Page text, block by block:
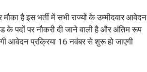
है इस भर्ती में सभी राज्यों के उम्मीदवार आवेदन
पदों पर नौकरी दी जाने वाली है और अंतिम रूप
आवेदन प्रक्रिया 16 नवंबर से शुरू हो जाएगी